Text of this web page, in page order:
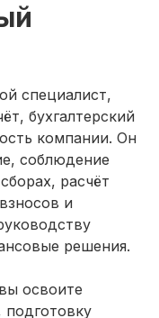
специалист,
бухгалтерский
компании. Он
соблюдение
расчёт
и
решения.
освоите
подготовку